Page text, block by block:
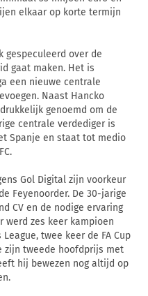
elkaar op korte termijn
gespeculeerd over de
gaat maken. Het is
een nieuwe centrale
Naast Hancko
genoemd om de
centrale verdediger is
Spanje en staat tot medio
Gol Digital zijn voorkeur
Feyenoorder. De 30-jarige
CV en de nodige ervaring
werd zes keer kampioen
twee keer de FA Cup
zijn tweede hoofdprijs met
hij bewezen nog altijd op